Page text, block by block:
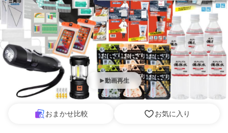
動画再生
おまかせ比較 お気に入り